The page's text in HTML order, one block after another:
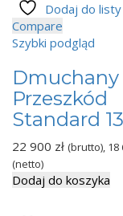
Dodaj do
Compare
Szybki podgląd
Dmuchany
Przeszkód
Standard
22 900 zł (brutto), 18
(netto)
Dodaj do koszyka